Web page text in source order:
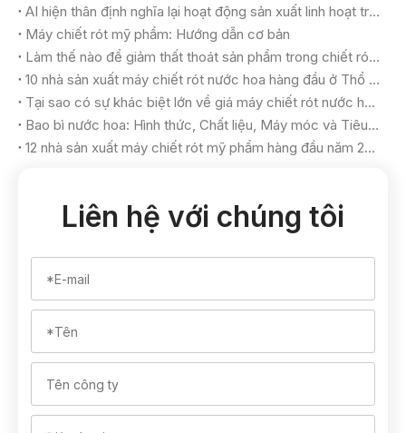
AI hiện thân định nghĩa lại hoạt động sản xuất linh hoạt trong các nhà máy mỹ phẩm như thế nào
Máy chiết rót mỹ phẩm: Hướng dẫn cơ bản
Làm thế nào để giảm thất thoát sản phẩm trong chiết rót mỹ phẩm
10 nhà sản xuất máy chiết rót nước hoa hàng đầu ở Thổ Nhĩ Kỳ
Tại sao có sự khác biệt lớn về giá máy chiết rót nước hoa?
Bao bì nước hoa: Hình thức, Chất liệu, Máy móc và Tiêu chí lựa chọn
12 nhà sản xuất máy chiết rót mỹ phẩm hàng đầu năm 2026
Liên hệ với chúng tôi